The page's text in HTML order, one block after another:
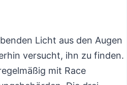
Licht aus den Augen
versucht, ihn zu finden.
mit Race